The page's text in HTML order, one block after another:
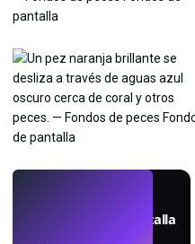
Crea fondos de pantalla